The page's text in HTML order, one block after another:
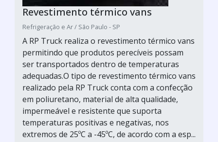
Revestimento térmico vans
Refrigeração e Ar / São Paulo - SP
A RP Truck realiza o revestimento térmico vans
permitindo que produtos perecíveis possam
ser transportados dentro de temperaturas
adequadas.O tipo de revestimento térmico vans
realizado pela RP Truck conta com a confecção
em poliuretano, material de alta qualidade,
impermeável e resistente que suporta
temperaturas positivas e negativas, nos
extremos de 25ºC a -45ºC, de acordo com a esp...